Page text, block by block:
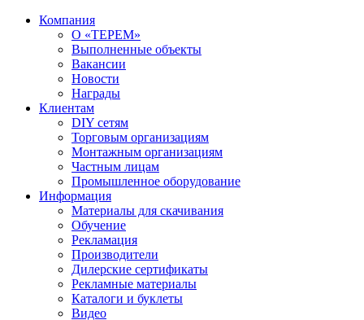
Компания
О «ТЕРЕМ»
Выполненные объекты
Вакансии
Новости
Награды
Клиентам
DIY сетям
Торговым организациям
Монтажным организациям
Частным лицам
Промышленное оборудование
Информация
Материалы для скачивания
Обучение
Рекламация
Производители
Дилерские сертификаты
Рекламные материалы
Каталоги и буклеты
Видео